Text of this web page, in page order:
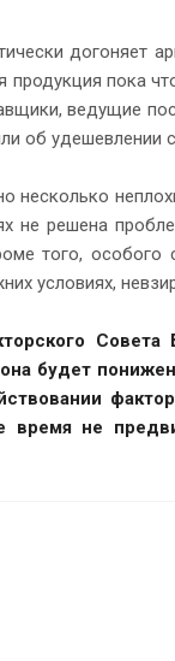
догоняет
продукция пока
ведущие
об удешевлении
не решена
того, особого
условиях,
Совета
будет
не